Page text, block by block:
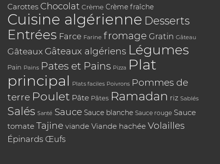
Carottes Chocolat Crème Crème fraîche
Cuisine algérienne Desserts
Entrées Farce Farine fromage Gratin Gâteau
Gâteaux Gâteaux algériens Légumes
Pain Pains Pates et Pains Pizza Plat
principal Plats faciles Poivrons Pommes de
terre Poulet Pâte Pâtes Ramadan riz Sablés
Salés Santé Sauce Sauce blanche Sauce rouge Sauce
tomate Tajine viande Viande hachée Volailles
Épinards Œufs